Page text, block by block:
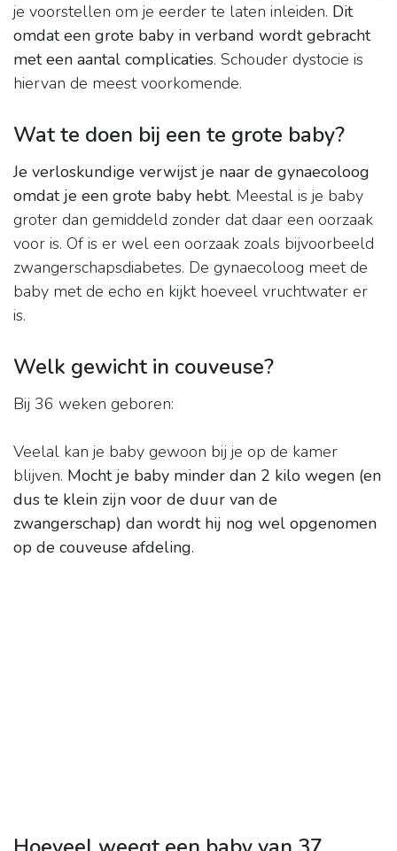
je voorstellen om je eerder te laten inleiden. Dit
omdat een grote baby in verband wordt gebracht
met een aantal complicaties. Schouder dystocie is
hiervan de meest voorkomende.
Wat te doen bij een te grote baby?
Je verloskundige verwijst je naar de gynaecoloog
omdat je een grote baby hebt. Meestal is je baby
groter dan gemiddeld zonder dat daar een oorzaak
voor is. Of is er wel een oorzaak zoals bijvoorbeeld
zwangerschapsdiabetes. De gynaecoloog meet de
baby met de echo en kijkt hoeveel vruchtwater er
is.
Welk gewicht in couveuse?
Bij 36 weken geboren:
Veelal kan je baby gewoon bij je op de kamer
blijven. Mocht je baby minder dan 2 kilo wegen (en
dus te klein zijn voor de duur van de
zwangerschap) dan wordt hij nog wel opgenomen
op de couveuse afdeling.